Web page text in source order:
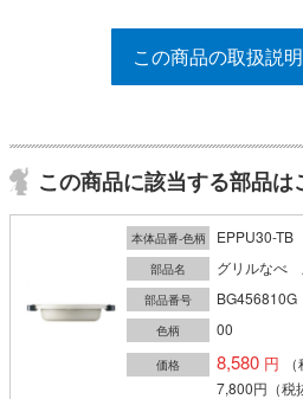
この商品の取扱説
この商品に該当する部品は
本体品番-色柄 EPPU30-TB
部品名 グリルなべ
部品番号 BG456810G
色柄 00
価格 8,580
7,800円 （税